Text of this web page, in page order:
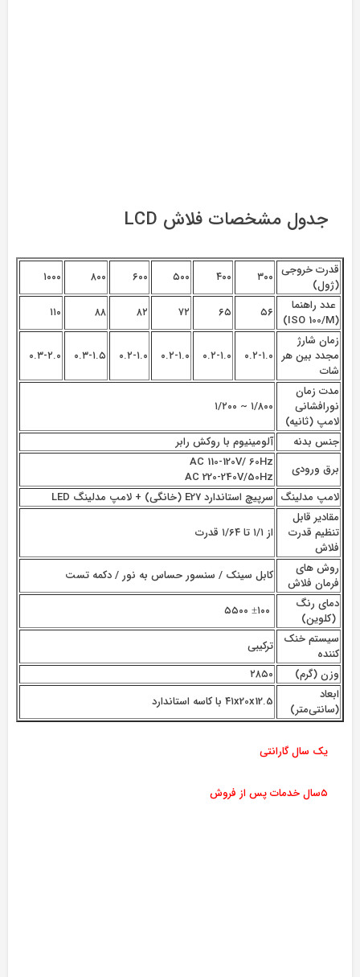
جدول مشخصات فلاش LCD
قدرت خروجی
(ژول)
۳۰۰ ۴۰۰ ۵۰۰ ۶۰۰ ۸۰۰
۱۰۰۰
عدد راهنما
(ISO 100/M)
۵۶ ۶۵ ۷۲ ۸۲ ۸۸
۱۱۰
زمان شارژ
مجدد بین هر
شات
۰.۲-۱.۰ ۰.۲-۱.۰ ۰.۲-۱.۰ ۰.۲-۱.۰ ۰.۳-۱.۵ ۰.۳-۲.۰
مدت زمان
نورافشانی
لامپ (ثانیه)
۱/۸۰۰ ~ ۱/۲۰۰
جنس بدنه
آلومینیوم با روکش رابر
برق ورودی
AC 110-120V/ 60Hz
AC 220-240V/50Hz
لامپ مدلینگ سرپیچ استاندارد E27 (خانگی) + لامپ مدلینگ LED
مقادیر قابل
تنظیم قدرت
فلاش
از ۱/۱ تا ۱/۶۴ قدرت
روش های
فرمان فلاش
کابل سینک / سنسور حساس به نور / دکمه تست
دمای رنگ
(کلوین)
سیستم خنک
کننده
ترکیبی
وزن (گرم)
۲۸۵۰
ابعاد
(سانتی‌متر)
۴۱x20x12.5 با کاسه استاندارد
یک سال گارانتی
۵سال خدمات پس از فروش